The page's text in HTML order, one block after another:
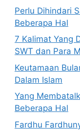
Perlu Dihindari
Beberapa Hal
7 Kalimat Yang
SWT dan Para
Keutamaan
Dalam Islam
Yang
Beberapa Hal
Fardhu